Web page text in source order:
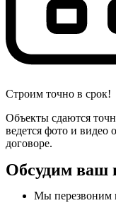
Строим точно в срок!
Объекты сдаются
ведется фото и видео
договоре.
Обсудим ваш
Мы перезвоним